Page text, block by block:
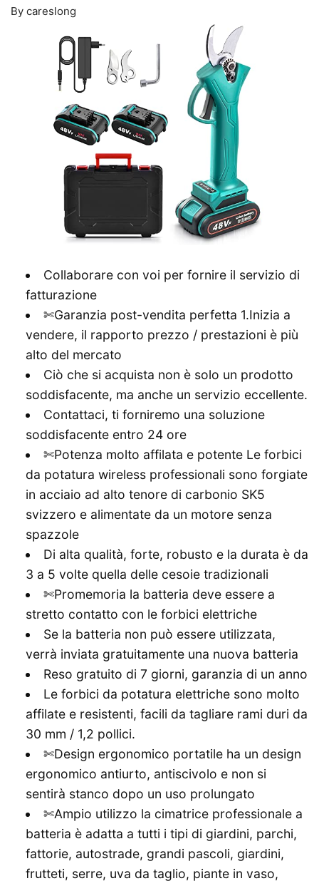
By careslong
Collaborare con voi per fornire il servizio di
fatturazione
✄Garanzia post-vendita perfetta 1.Inizia a
vendere, il rapporto prezzo / prestazioni è più
alto del mercato
Ciò che si acquista non è solo un prodotto
soddisfacente, ma anche un servizio eccellente.
Contattaci, ti forniremo una soluzione
soddisfacente entro 24 ore
✄Potenza molto affilata e potente Le forbici
da potatura wireless professionali sono forgiate
in acciaio ad alto tenore di carbonio SK5
svizzero e alimentate da un motore senza
spazzole
Di alta qualità, forte, robusto e la durata è da
3 a 5 volte quella delle cesoie tradizionali
✄Promemoria la batteria deve essere a
stretto contatto con le forbici elettriche
Se la batteria non può essere utilizzata,
verrà inviata gratuitamente una nuova batteria
Reso gratuito di 7 giorni, garanzia di un anno
Le forbici da potatura elettriche sono molto
affilate e resistenti, facili da tagliare rami duri da
30 mm / 1,2 pollici.
✄Design ergonomico portatile ha un design
ergonomico antiurto, antiscivolo e non si
sentirà stanco dopo un uso prolungato
✄Ampio utilizzo la cimatrice professionale a
batteria è adatta a tutti i tipi di giardini, parchi,
fattorie, autostrade, grandi pascoli, giardini,
frutteti, serre, uva da taglio, piante in vaso,